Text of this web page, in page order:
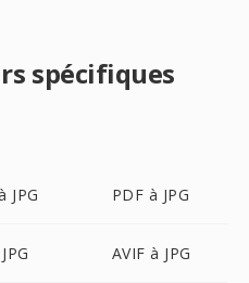
spécifiques
JPG PDF à JPG
AVIF à JPG